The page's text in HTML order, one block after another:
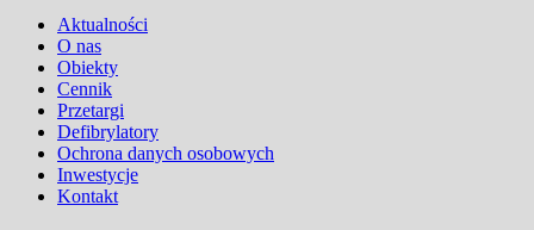
Aktualności
O nas
Obiekty
Cennik
Przetargi
Defibrylatory
Ochrona danych osobowych
Inwestycje
Kontakt